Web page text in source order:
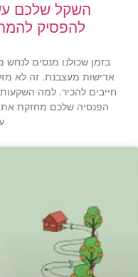
השקל שלכם
להפסיק
בזמן שכולנו מנסים
אדישות מעצבנת. זה לא
חייבים להכיר. למה
הפנסיה שלכם מחזקת